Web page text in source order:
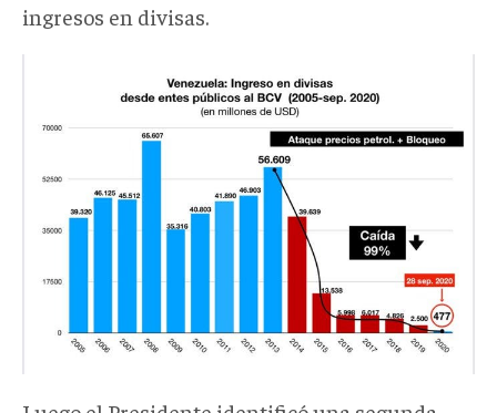
ingresos en divisas.